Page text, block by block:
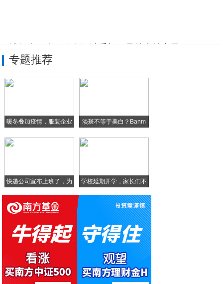
WiFi无线，让手机与硬盘智连互通
MANN 8S：面向户外的大手机
专题推荐
暖冬叠加疫情，服装企业
淡斑不等于美白？Banm
快递公司宣布上班了，为
学校延期开学，家长们不